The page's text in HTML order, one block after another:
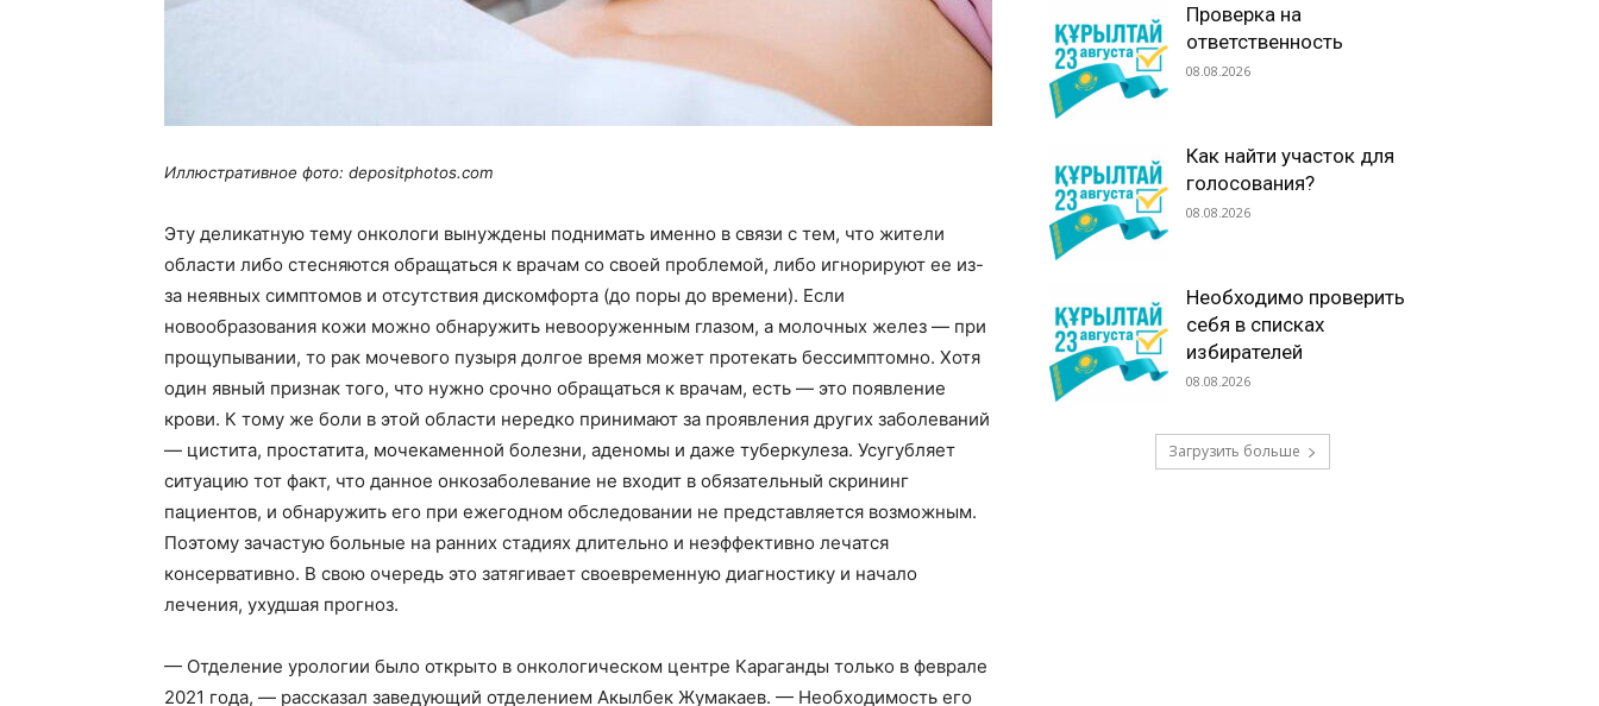
Иллюстративное фото: depositphotos.com
Эту деликатную тему онкологи вынуждены поднимать именно в связи с тем, что жители
области либо стесняются обращаться к врачам со своей проблемой, либо игнорируют ее из-
за неявных симптомов и отсутствия дискомфорта (до поры до времени). Если
новообразования кожи можно обнаружить невооруженным глазом, а молочных желез — при
прощупывании, то рак мочевого пузыря долгое время может протекать бессимптомно. Хотя
один явный признак того, что нужно срочно обращаться к врачам, есть — это появление
крови. К тому же боли в этой области нередко принимают за проявления других заболеваний
— цистита, простатита, мочекаменной болезни, аденомы и даже туберкулеза. Усугубляет
ситуацию тот факт, что данное онкозаболевание не входит в обязательный скрининг
пациентов, и обнаружить его при ежегодном обследовании не представляется возможным.
Поэтому зачастую больные на ранних стадиях длительно и неэффективно лечатся
консервативно. В свою очередь это затягивает своевременную диагностику и начало
лечения, ухудшая прогноз.
— Отделение урологии было открыто в онкологическом центре Караганды только в феврале
2021 года, — рассказал заведующий отделением Акылбек Жумакаев. — Необходимость его
Проверка на
ответственность
08.08.2026
Как найти участок для
голосования?
08.08.2026
Необходимо проверить
себя в списках
избирателей
08.08.2026
Загрузить больше